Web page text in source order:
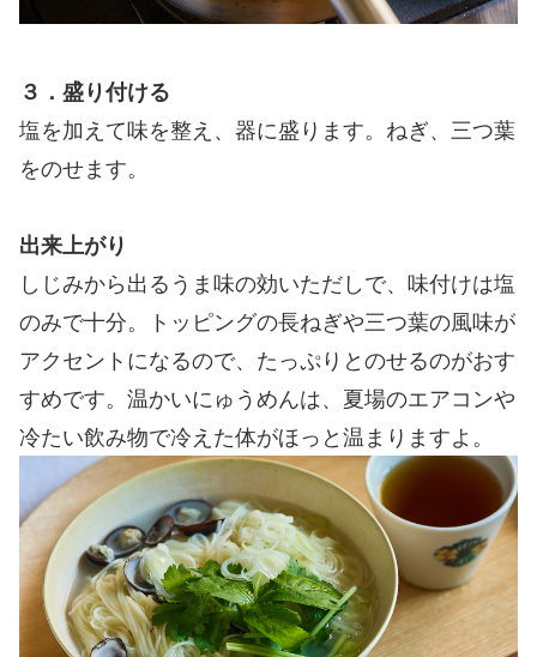
３．盛り付ける
塩を加えて味を整え、器に盛ります。ねぎ、三つ葉
をのせます。
出来上がり
しじみから出るうま味の効いただしで、味付けは塩
のみで十分。トッピングの長ねぎや三つ葉の風味が
アクセントになるので、たっぷりとのせるのがおす
すめです。温かいにゅうめんは、夏場のエアコンや
冷たい飲み物で冷えた体がほっと温まりますよ。